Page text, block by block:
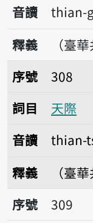
音讀
thian-
釋義
（臺
序號308天際
序號
308
詞目
天際
音讀
thian-
釋義
（臺
序號309天邊
序號
309